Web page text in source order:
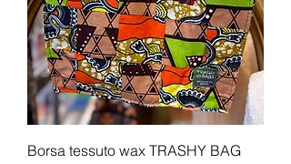
Borsa tessuto wax TRASHY BAG